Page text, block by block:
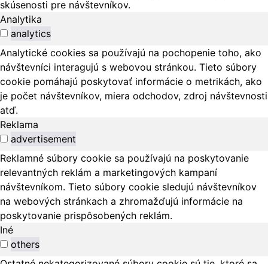
skúsenosti pre návštevníkov.
Analytika
analytics
Analytické cookies sa používajú na pochopenie toho, ako
návštevníci interagujú s webovou stránkou. Tieto súbory
cookie pomáhajú poskytovať informácie o metrikách, ako
je počet návštevníkov, miera odchodov, zdroj návštevnosti
atď.
Reklama
advertisement
Reklamné súbory cookie sa používajú na poskytovanie
relevantných reklám a marketingových kampaní
návštevníkom. Tieto súbory cookie sledujú návštevníkov
na webových stránkach a zhromažďujú informácie na
poskytovanie prispôsobených reklám.
Iné
others